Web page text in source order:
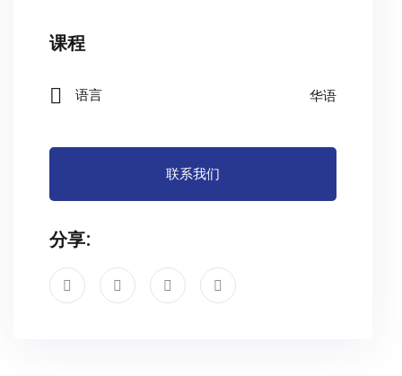
课程
语言 华语
联系我们
分享: